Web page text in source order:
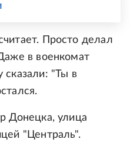
Просто делал
в военкомат
"Ты в
Донецка, улица
"Централь".